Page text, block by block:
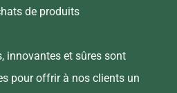
de produits
innovantes et sûres sont
pour offrir à nos clients un